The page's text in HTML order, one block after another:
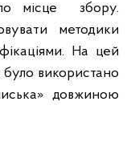
місце збору.
методики
На цей
було використано
довжиною